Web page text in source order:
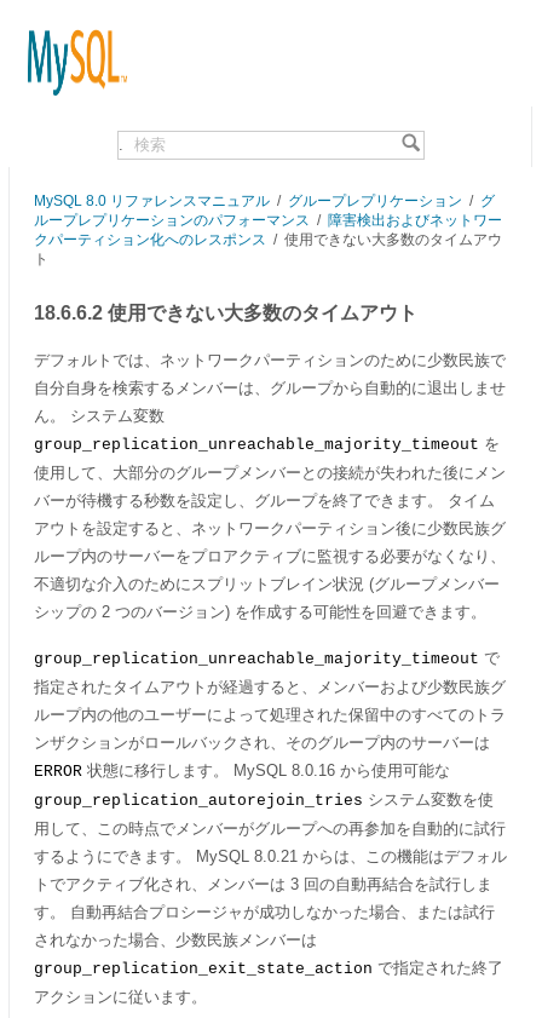
MySQL 8.0 リファレンスマニュアル / グループレプリケーション / グ
ループレプリケーションのパフォーマンス
/ 障害検出およびネットワー
クパーティション化へのレスポンス
/ 使用できない大多数のタイムアウ
ト
18.6.6.2 使用できない大多数のタイムアウト
デフォルトでは、ネットワークパーティションのために少数民族で
自分自身を検索するメンバーは、グループから自動的に退出しませ
ん。 システム変数
group_replication_unreachable_majority_timeout を
使用して、大部分のグループメンバーとの接続が失われた後にメン
バーが待機する秒数を設定し、グループを終了できます。 タイム
アウトを設定すると、ネットワークパーティション後に少数民族グ
ループ内のサーバーをプロアクティブに監視する必要がなくなり、
不適切な介入のためにスプリットブレイン状況 (グループメンバー
シップの 2 つのバージョン) を作成する可能性を回避できます。
group_replication_unreachable_majority_timeout で
指定されたタイムアウトが経過すると、メンバーおよび少数民族グ
ループ内の他のユーザーによって処理された保留中のすべてのトラ
ンザクションがロールバックされ、そのグループ内のサーバーは
ERROR 状態に移行します。 MySQL 8.0.16 から使用可能な
group_replication_autorejoin_tries システム変数を使
用して、この時点でメンバーがグループへの再参加を自動的に試行
するようにできます。 MySQL 8.0.21 からは、この機能はデフォル
トでアクティブ化され、メンバーは 3 回の自動再結合を試行しま
す。 自動再結合プロシージャが成功しなかった場合、または試行
されなかった場合、少数民族メンバーは
group_replication_exit_state_action で指定された終了
アクションに従います。